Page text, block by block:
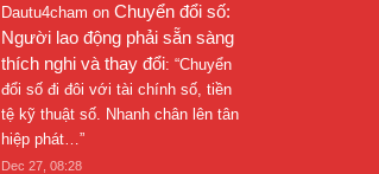
Dautu4cham on Chuyển đổi số:
Người lao động phải sẵn sàng
thích nghi và thay đổi: “Chuyển
đổi số đi đôi với tài chính số, tiền
tệ kỹ thuật số. Nhanh chân lên tân
hiệp phát… ”
Dec 27, 08:28